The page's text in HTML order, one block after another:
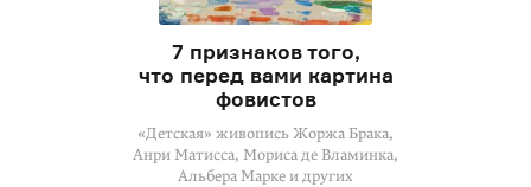
7 признаков того,
что перед вами картина
фовистов
«Детская» живопись Жоржа Брака,
Анри Матисса, Мориса де Вламинка,
Альбера Марке и других